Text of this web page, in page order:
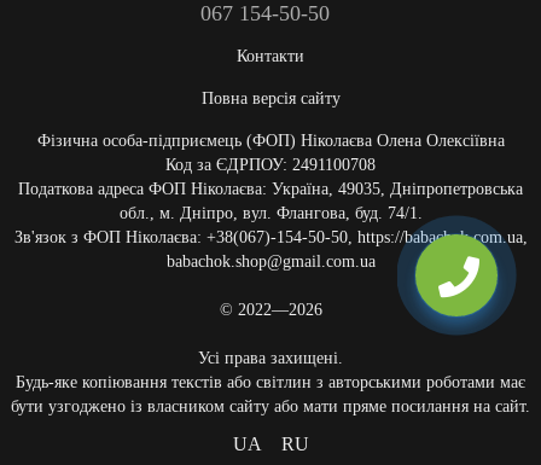
067 154-50-50
Контакти
Повна версія сайту
Фізична особа-підприємець (ФОП) Ніколаєва Олена Олексіївна
Код за ЄДРПОУ: 2491100708
Податкова адреса ФОП Ніколаєва: Україна, 49035, Дніпропетровська
обл., м. Дніпро, вул. Флангова, буд. 74/1.
Зв'язок з ФОП Ніколаєва: +38(067)-154-50-50, https://babachok.com.ua,
babachok.shop@gmail.com.ua
© 2022—2026
Усі права захищені.
Будь-яке копіювання текстів або світлин з авторськими роботами має
бути узгоджено із власником сайту або мати пряме посилання на сайт.
UA RU